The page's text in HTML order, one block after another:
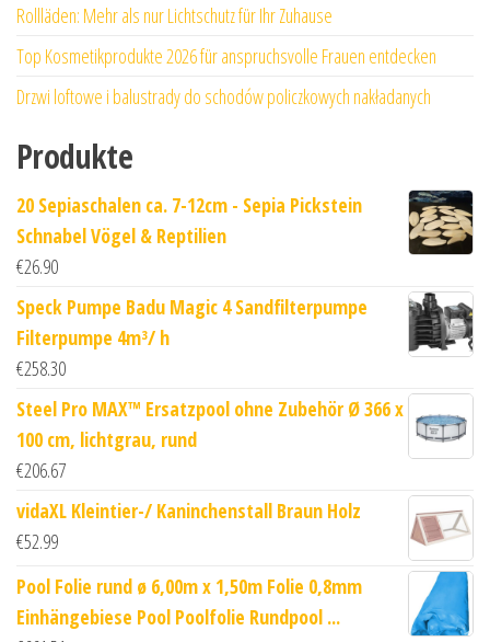
Rollläden: Mehr als nur Lichtschutz für Ihr Zuhause
Top Kosmetikprodukte 2026 für anspruchsvolle Frauen entdecken
Drzwi loftowe i balustrady do schodów policzkowych nakładanych
Produkte
20 Sepiaschalen ca. 7-12cm - Sepia Pickstein
Schnabel Vögel & Reptilien
€26.90
Speck Pumpe Badu Magic 4 Sandfilterpumpe
Filterpumpe 4m³/ h
€258.30
Steel Pro MAX™ Ersatzpool ohne Zubehör Ø 366 x
100 cm, lichtgrau, rund
€206.67
vidaXL Kleintier-/ Kaninchenstall Braun Holz
€52.99
Pool Folie rund ø 6,00m x 1,50m Folie 0,8mm
Einhängebiese Pool Poolfolie Rundpool ...